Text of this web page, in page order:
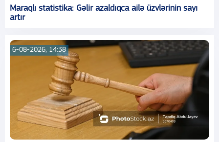
Maraqlı statistika: Gəlir azaldıqca ailə üzvlərinin sayı
artır
6-08-2026, 14:38